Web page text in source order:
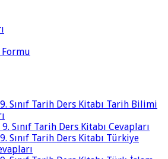
Formu
Sınıf Tarih Ders Kitabı Tarih Bilimi
9. Sınıf Tarih Ders Kitabı Cevapları
Sınıf Tarih Ders Kitabı Türkiye